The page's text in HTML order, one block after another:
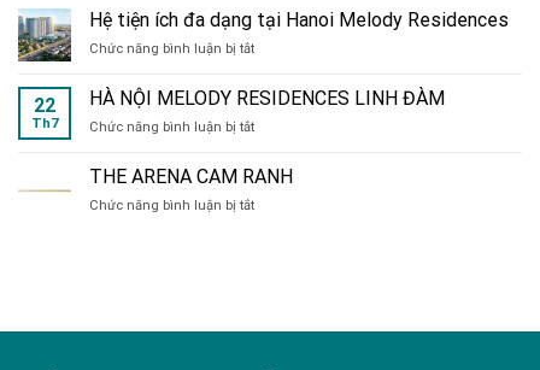
Xiển
ÁN
VLASTA
SẦM
Hệ tiện ích đa dạng tại Hanoi Melody Residences
Chức năng bình luận bị tắtở
tiện
ích
đa
tại
Melody
22
Th7
HÀ NỘI MELODY RESIDENCES LINH ĐÀM
Chức năng bình luận bị tắtở
NỘI
MELODY
RESIDENCES
THE ARENA CAM RANH
Chức năng bình luận bị tắtở